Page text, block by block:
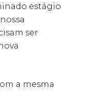
estágio
ser
a mesma